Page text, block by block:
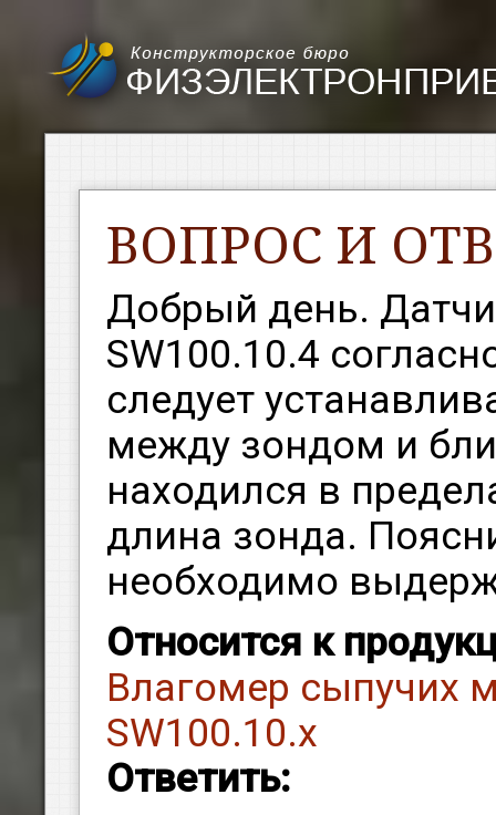
ВОПРОС И
Добрый день.
SW100.10.4
следует
между зондом и
находился в
длина зонда.
необходимо
Относится к
Влагомер сыпучих
SW100.10.х
Ответить: